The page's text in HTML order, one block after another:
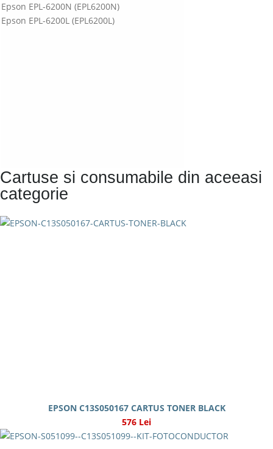
Epson EPL-6200N (EPL6200N)
Epson EPL-6200L (EPL6200L)
Cartuse si consumabile din aceeasi
categorie
EPSON C13S050167 CARTUS TONER BLACK
576 Lei